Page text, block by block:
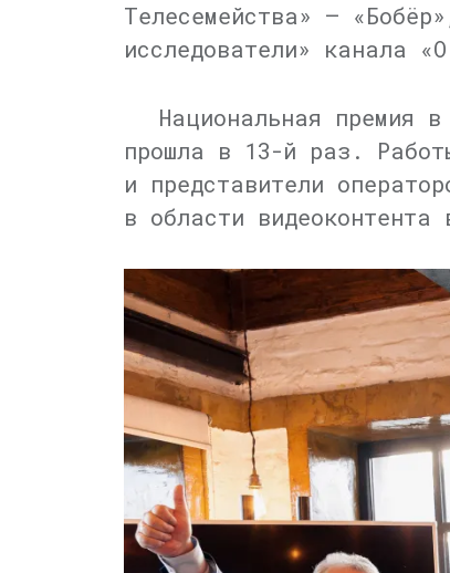
Телесемейства» —
исследователи» канала
Национальная премия
прошла в 13-й раз.
и представители
в области видеоконтента